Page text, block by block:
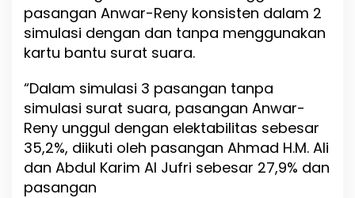
l
t
e
pasangan Anwar-Reny konsisten dalam 2
simulasi dengan dan tanpa menggunakan
kartu bantu surat suara.
“Dalam simulasi 3 pasangan tanpa
simulasi surat suara, pasangan Anwar-
Reny unggul dengan elektabilitas sebesar
35,2%, diikuti oleh pasangan Ahmad H.M. Ali
dan Abdul Karim Al Jufri sebesar 27,9% dan
pasangan